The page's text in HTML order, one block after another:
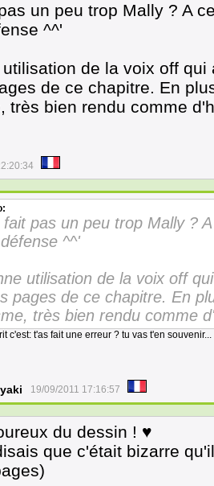
un peu trop Mally ? A
^^'
de la voix off
de ce chapitre. En
très bien rendu comme
fait pas un peu trop Mally ?
^^'
utilisation de la voix off
pages de ce chapitre. En
très bien rendu comme
c'est: t'as fait une erreur ? tu vas t'en souvenir...
19/09/2011 17:16:57
du dessin ! ♥
que c'était bizarre